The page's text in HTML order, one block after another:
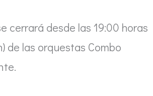
cerrará desde las 19:00 horas
de las orquestas Combo